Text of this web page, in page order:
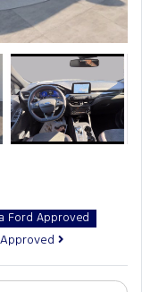
Ford Approved